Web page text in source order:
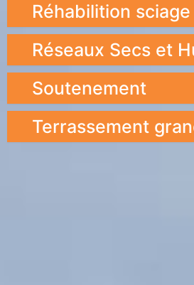
Réhabilition sciage
Réseaux Secs et
Soutenement
Terrassement